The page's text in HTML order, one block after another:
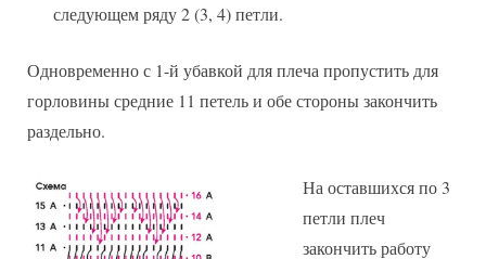
следующем ряду 2 (3, 4) петли.
Одновременно с 1-й убавкой для плеча пропустить для
горловины средние 11 петель и обе стороны закончить
раздельно.
На оставшихся по 3
петли плеч
закончить работу